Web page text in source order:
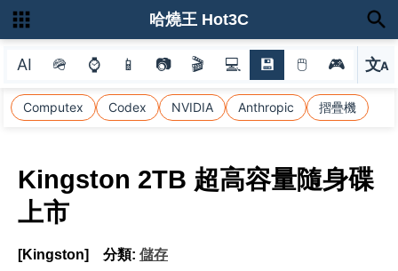
AI 🪖 ⌚ 📱 📷 🎬 💻 💾 🖱 🎮 文A
選
Computex Codex NVIDIA Anthropic 摺疊機
哈燒王 Hot3C
Kingston 2TB 超高容量隨身碟
上市
[Kingston] 分類: 儲存